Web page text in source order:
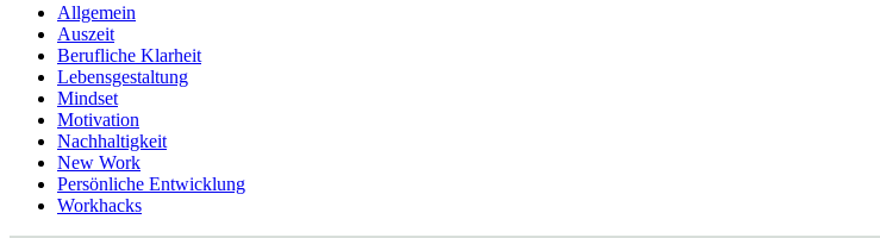
Allgemein
Auszeit
Berufliche Klarheit
Lebensgestaltung
Mindset
Motivation
Nachhaltigkeit
New Work
Persönliche Entwicklung
Workhacks